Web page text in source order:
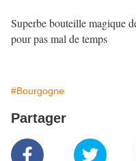
Superbe bouteille magique
pour pas mal de temps
#Bourgogne
Partager